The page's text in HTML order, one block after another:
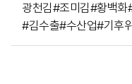
광천김#조미김#황백화
#김수출#수산업#기후